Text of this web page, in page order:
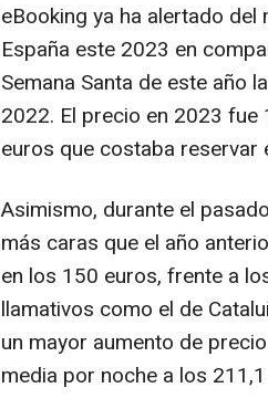
eBooking ya ha alertado
España este 2023 en
Semana Santa de este año
2022. El precio en 2023
euros que costaba reservar
Asimismo, durante el
más caras que el año
en los 150 euros, frente a
llamativos como el de
un mayor aumento de
media por noche a los